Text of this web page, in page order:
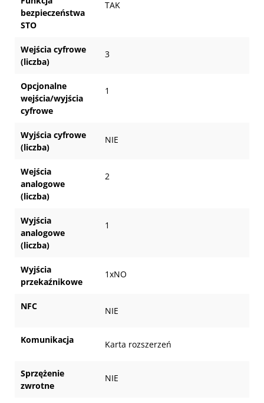
bezpieczeństwa
STO
TAK
Wejścia cyfrowe
(liczba)
3
Opcjonalne
wejścia/wyjścia
cyfrowe
1
Wyjścia cyfrowe
(liczba)
NIE
Wejścia
analogowe
(liczba)
2
Wyjścia
analogowe
(liczba)
1
Wyjścia
przekaźnikowe
1xNO
NFC NIE
Komunikacja Karta rozszerzeń
Sprzężenie
zwrotne
NIE